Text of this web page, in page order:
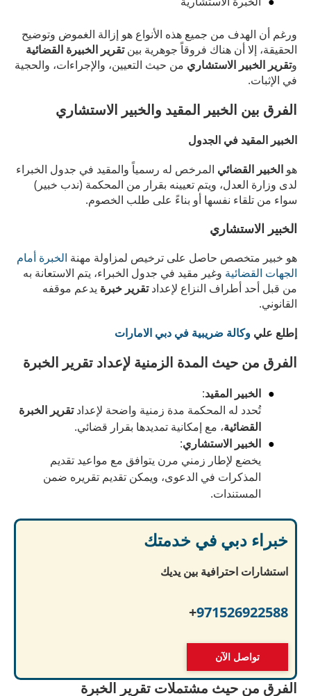
ورغم أن الهدف من جميع هذه الأنواع هو إزالة الغموض وتوضيح
الحقيقة، إلا أن هناك فروقاً جوهرية بينتقرير الخبيرة القضائية
وتقرير الخبير الاستشاري من حيث التعيين، والإجراءات، والحجية
في الإثبات.
الفرق بين الخبير المقيد والخبير الاستشاري
الخبير المقيد في الجدول
هو الخبير القضائي المرخص له رسمياً والمقيد في جدول الخبراء
لدى وزارة العدل، ويتم تعيينه بقرار من المحكمة (ندب خبير)
سواء من تلقاء نفسها أو بناءً على طلب الخصوم.
الخبير الاستشاري
هو خبير متخصص حاصل على ترخيص لمزاولة مهنة الخبرة أمام
الجهات القضائية وغير مقيد في جدول الخبراء، يتم الاستعانة به
من قبل أحد أطراف النزاع لإعدادتقرير خبرة يدعم موقفه
القانوني.
إطلع علي وكالة ضريبية في دبي الامارات
الفرق من حيث المدة الزمنية لإعداد تقرير الخبرة
الخبير المقيد:
تُحدد له المحكمة مدة زمنية واضحة لإعدادتقرير الخبرة
القضائية، مع إمكانية تمديدها بقرار قضائي.
الخبير الاستشاري:
يخضع لإطار زمني مرن يتوافق مع مواعيد تقديم
المذكرات في الدعوى، ويمكن تقديم تقريره ضمن
المستندات.
خبراء دبي في خدمتك
استشارات احترافية بين يديك
971526922588
+
تواصل الآن
الفرق من حيث مشتملات تقرير الخبرة